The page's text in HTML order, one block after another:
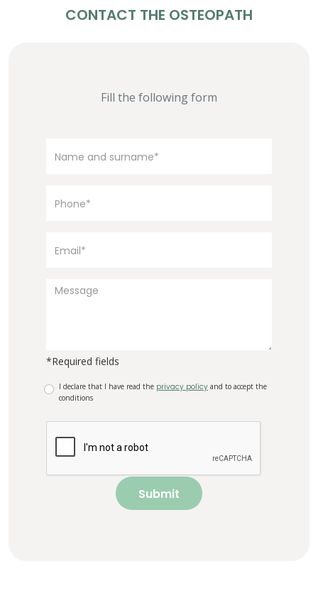
CONTACT THE OSTEOPATH
Fill the following form
*Required fields
I declare that I have read the privacy policy and to accept the
conditions
Submit